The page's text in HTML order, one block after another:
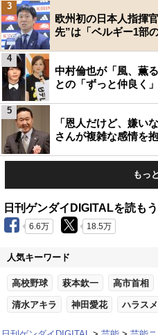
欧州初の日本人指揮
先”は「ベルギー1部
3
中村倫也が「風、薫
との「ずっと仲良く
4
「恩人だけど、嫌い
さんが複雑な感情を
5
もっ
日刊ゲンダイDIGITALを読もう
6.6万 18.5万
人気キーワード
高校野球 萩本欽一 高市首相
清水アキラ 神田愛花 ハラス